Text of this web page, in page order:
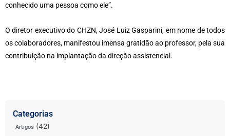
conhecido uma pessoa como ele”.
O diretor executivo do CHZN, José Luiz Gasparini, em nome de todos
os colaboradores, manifestou imensa gratidão ao professor, pela sua
contribuição na implantação da direção assistencial.
Categorias
Artigos (42)